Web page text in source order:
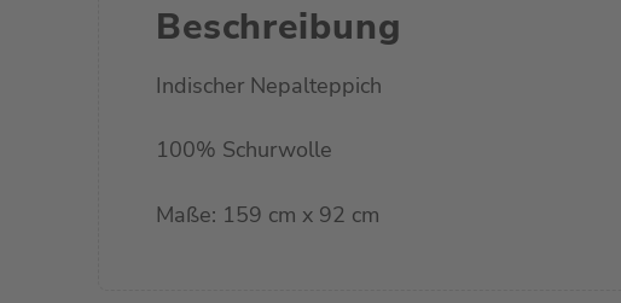
Beschreibung
Indischer Nepalteppich
100% Schurwolle
Maße: 159 cm x 92 cm